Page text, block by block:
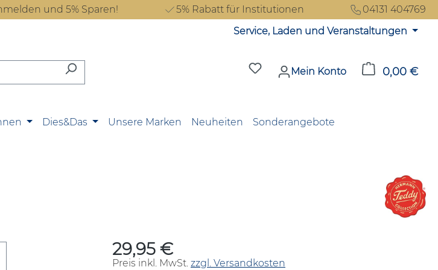
und 5% Sparen! 5% Rabatt für Institutionen
04131 404769
Service, Laden und Veranstaltungen
Du hast 0 Produkte auf dem
Mein Konto 0,00 €
Dies&Das Unsere Marken Neuheiten Sonderangebote
Regulärer Preis:
29,95 €
Preis inkl. MwSt. zzgl. Versandkosten